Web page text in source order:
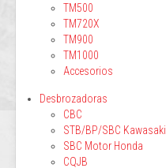
TM500
TM720X
TM900
TM1000
Accesorios
Desbrozadoras
CBC
STB/BP/SBC Kawasaki
SBC Motor Honda
CQJB